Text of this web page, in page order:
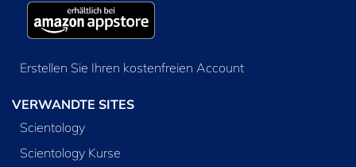
Erstellen Sie Ihren kostenfreien Account
VERWANDTE SITES
Scientology
Scientology Kurse